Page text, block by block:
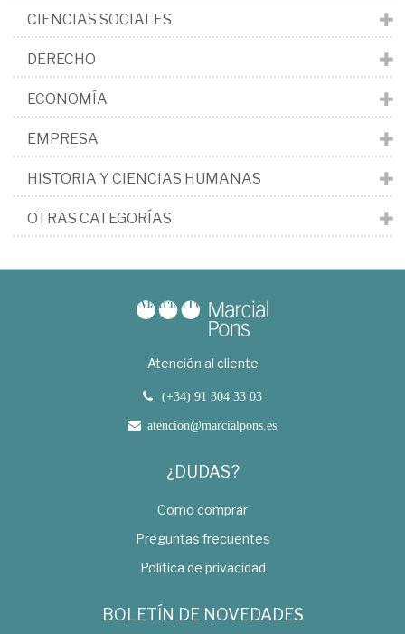
CIENCIAS SOCIALES
DERECHO
ECONOMÍA
EMPRESA
HISTORIA Y CIENCIAS HUMANAS
OTRAS CATEGORÍAS
Atención al cliente
(+34) 91 304 33 03
atencion@marcialpons.es
¿DUDAS?
Como comprar
Preguntas frecuentes
Política de privacidad
BOLETÍN DE NOVEDADES